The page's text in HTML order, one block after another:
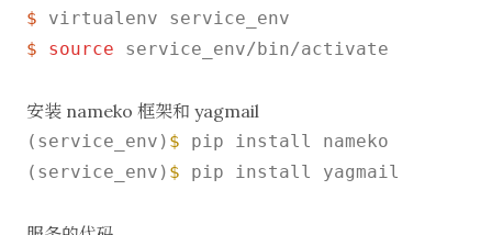
$ virtualenv service_env
$ source service_env/bin/activate
安装 nameko 框架和 yagmail
(service_env) $ pip install nameko
(service_env) $ pip install yagmail